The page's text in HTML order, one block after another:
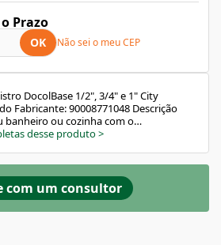
Prazo
OK Não sei o meu CEP
DocolBase 1/2", 3/4" e 1" City
Fabricante: 90008771048 Descrição
banheiro ou cozinha com o
DocolCity em grafite polido.
proporciona um ambiente
além de garantir acionamento
água. Compatível com registros Docol
e Benefícios Alta durabilidade:
que resiste à corrosão. Brilho
desse produto>
com um consultor